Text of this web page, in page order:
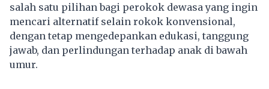
salah satu pilihan bagi perokok dewasa yang ingin
mencari alternatif selain rokok konvensional,
dengan tetap mengedepankan edukasi, tanggung
jawab, dan perlindungan terhadap anak di bawah
umur.